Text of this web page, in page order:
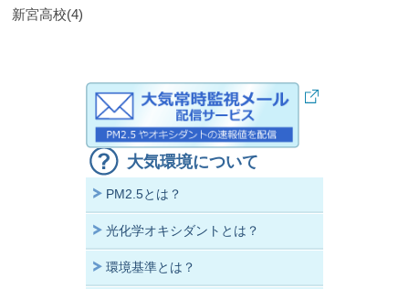
新宮高校(4)
大気環境について
PM2.5とは？
光化学オキシダントとは？
環境基準とは？